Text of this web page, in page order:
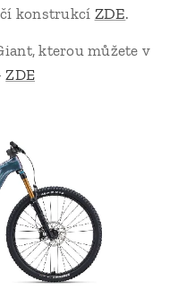
konstrukcí ZDE.
kterou můžete v
ZDE